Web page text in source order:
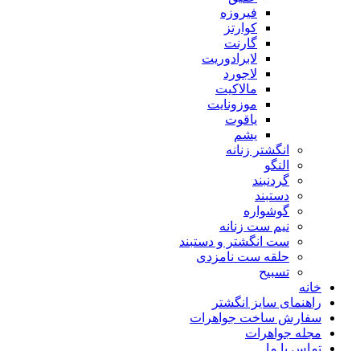
فیروزه
کوارتز
گارنت
لابرادوریت
لاجورد
مالاکیت
موزونایت
یاقوت
یشم
انگشتر زنانه
النگو
گردنبند
دستبند
گوشواره
نیم ست زنانه
ست انگشتر و دستبند
حلقه ست نامزدی
تسبیح
خانه
راهنمای سایز انگشتر
سفارش ساخت جواهرات
مجله جواهرات